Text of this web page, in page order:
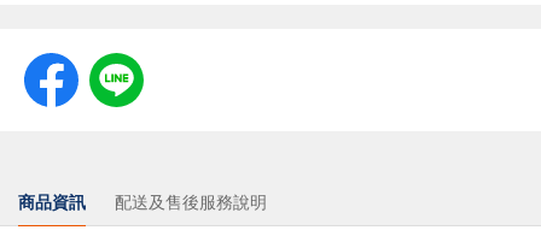
商品資訊 配送及售後服務說明